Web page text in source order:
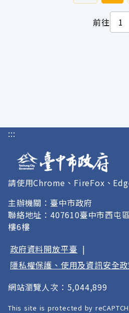
前往
:::
請使用Chrome、FireFox、
主辦機關：臺中市政府
聯絡地址：407610臺中市西屯
樓6樓
政府資料開放平臺 |
隱私權保護、使用及資訊安全
網站瀏覽人次：5,044,899
This site is protected by